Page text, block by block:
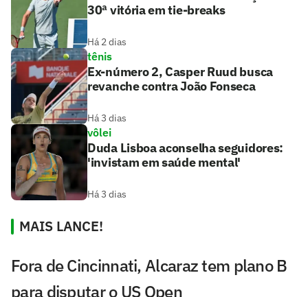
30ª vitória em tie-breaks
Há 2 dias
tênis
Ex-número 2, Casper Ruud busca
revanche contra João Fonseca
Há 3 dias
vôlei
Duda Lisboa aconselha seguidores:
'invistam em saúde mental'
Há 3 dias
MAIS LANCE!
Fora de Cincinnati, Alcaraz tem plano B
para disputar o US Open